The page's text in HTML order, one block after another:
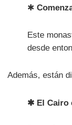
✱
Este
desde
Además, están
✱ El Cairo